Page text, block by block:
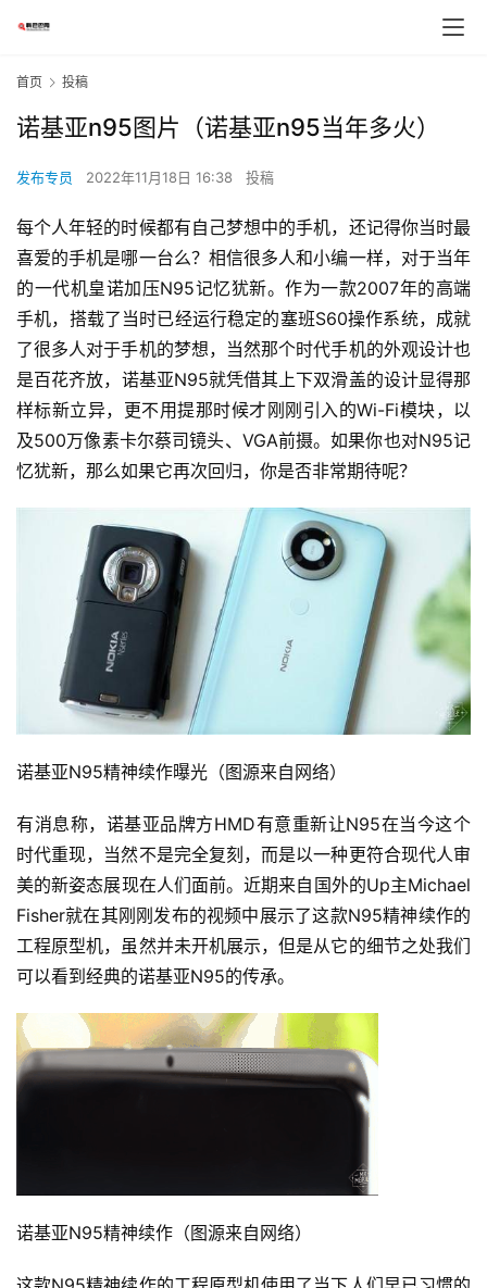
首页 投稿
诺基亚n95图片（诺基亚n95当年多火）
发布专员 2022年11月18日 16:38 投稿
每个人年轻的时候都有自己梦想中的手机，还记得你当时最
喜爱的手机是哪一台么？相信很多人和小编一样，对于当年
的一代机皇诺加压N95记忆犹新。作为一款2007年的高端
手机，搭载了当时已经运行稳定的塞班S60操作系统，成就
了很多人对于手机的梦想，当然那个时代手机的外观设计也
是百花齐放，诺基亚N95就凭借其上下双滑盖的设计显得那
样标新立异，更不用提那时候才刚刚引入的Wi-Fi模块，以
及500万像素卡尔蔡司镜头、VGA前摄。如果你也对N95记
忆犹新，那么如果它再次回归，你是否非常期待呢？
诺基亚N95精神续作曝光（图源来自网络）
有消息称，诺基亚品牌方HMD有意重新让N95在当今这个
时代重现，当然不是完全复刻，而是以一种更符合现代人审
美的新姿态展现在人们面前。近期来自国外的Up主Michael
Fisher就在其刚刚发布的视频中展示了这款N95精神续作的
工程原型机，虽然并未开机展示，但是从它的细节之处我们
可以看到经典的诺基亚N95的传承。
诺基亚N95精神续作（图源来自网络）